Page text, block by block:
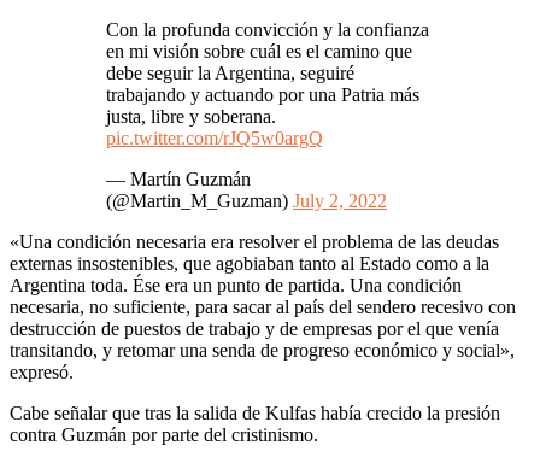
Con la profunda convicción y la confianza
en mi visión sobre cuál es el camino que
debe seguir la Argentina, seguiré
trabajando y actuando por una Patria más
justa, libre y soberana.
pic.twitter.com/rJQ5w0argQ
— Martín Guzmán
(@Martin_M_Guzman) July 2, 2022
«Una condición necesaria era resolver el problema de las deudas
externas insostenibles, que agobiaban tanto al Estado como a la
Argentina toda. Ése era un punto de partida. Una condición
necesaria, no suficiente, para sacar al país del sendero recesivo con
destrucción de puestos de trabajo y de empresas por el que venía
transitando, y retomar una senda de progreso económico y social»,
expresó.
Cabe señalar que tras la salida de Kulfas había crecido la presión
contra Guzmán por parte del cristinismo.